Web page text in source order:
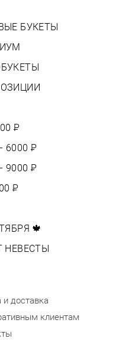
БУКЕТЫ
Р
6000 Р
9000 Р
Р
🍁
НЕВЕСТЫ
и доставка
клиентам